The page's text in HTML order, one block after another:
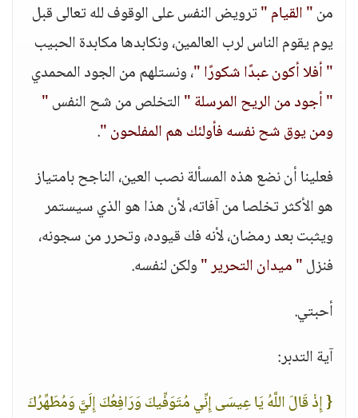
من" القيام "ترويض النفس على الوقوف لله تعالى قبل
يوم يقوم الناس لرب العالمين، ونكابدها مكابدة الحبيب
" أفلا أكون عبدًا شكورًا "، ونستلهم من الجود المحمدي
" أجود من الريح المرسلة "التخلص من شح النفس"
ومن يوق شح نفسه فأولئك هم المفلحون ".
فعلينا أن نضع هذه المسألة نصب العين، الناجح بامتياز
هو الأكثر تخلصا من آفاته، لأن هذا هو الذي سيستمر
ويثبت بعد رمضان، لأنه فك قيوده، وتحرر من سجونه،
فنزل" ميدان التحرير "ولكن لنفسه.
أحبتي.
آية التدبر:
{ إِذْ قَالَ اللَّهُ يَا عِيسَى إِنِّي مُتَوَفِّيكَ وَرَافِعُكَ إِلَيَّ وَمُطَهِّرُكَ